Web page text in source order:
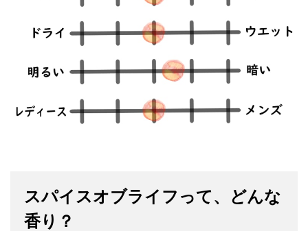
スパイスオブライフって、どんな
香り？